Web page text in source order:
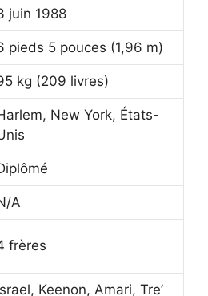
juin 1988
pieds 5 pouces (1,96 m)
kg (209 livres)
New York, États-
A
frères
Keenon, Amari, Tre’